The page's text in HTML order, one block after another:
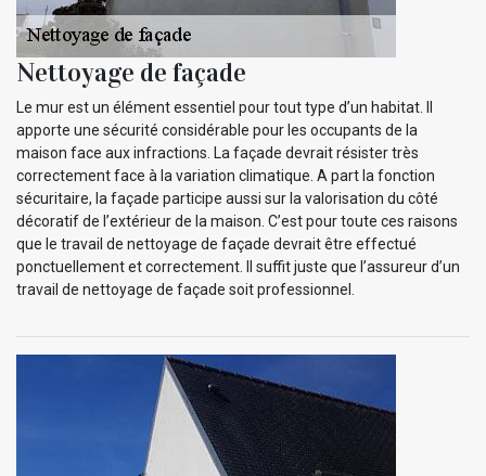
Nettoyage de façade
Le mur est un élément essentiel pour tout type d’un habitat. Il
apporte une sécurité considérable pour les occupants de la
maison face aux infractions. La façade devrait résister très
correctement face à la variation climatique. A part la fonction
sécuritaire, la façade participe aussi sur la valorisation du côté
décoratif de l’extérieur de la maison. C’est pour toute ces raisons
que le travail de nettoyage de façade devrait être effectué
ponctuellement et correctement. Il suffit juste que l’assureur d’un
travail de nettoyage de façade soit professionnel.